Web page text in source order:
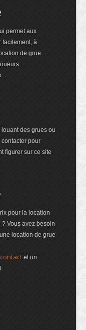
permet aux
facilement, à
de grue.
des grues ou
pour
figurer sur ce site
pour la location
Vous avez besoin
location de grue
et un